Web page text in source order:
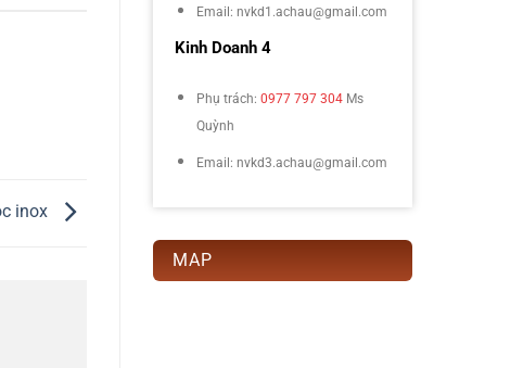
inox
Email: nvkd1.achau@gmail.com
Kinh Doanh 4
Phụ trách: 0977 797 304 Ms
Quỳnh
Email: nvkd3.achau@gmail.com
MAP